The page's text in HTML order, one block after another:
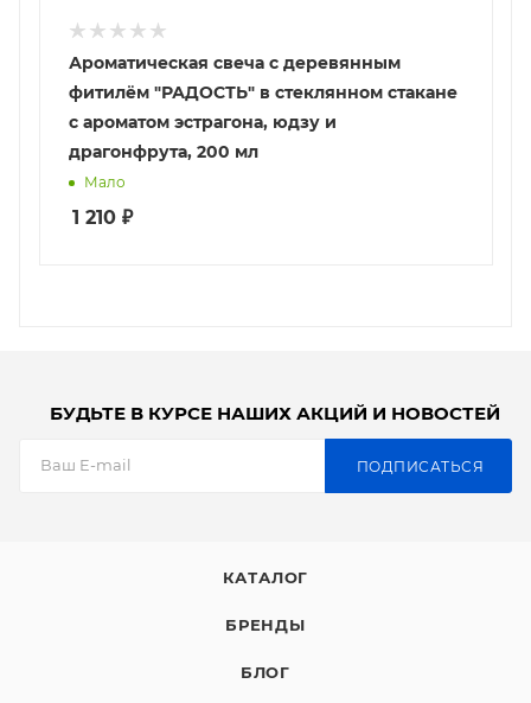
Ароматическая свеча с деревянным
фитилём "РАДОСТЬ" в стеклянном стакане
с ароматом эстрагона, юдзу и
драгонфрута, 200 мл
Мало
1 210 ₽
БУДЬТЕ В КУРСЕ НАШИХ АКЦИЙ И НОВОСТЕЙ
ПОДПИСАТЬСЯ
КАТАЛОГ
БРЕНДЫ
БЛОГ